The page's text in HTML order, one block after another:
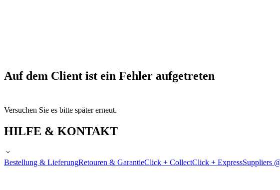
Auf dem Client ist ein Fehler aufgetreten
Versuchen Sie es bitte später erneut.
HILFE & KONTAKT
Bestellung & LieferungRetouren & GarantieClick + CollectClick + ExpressSuppliers